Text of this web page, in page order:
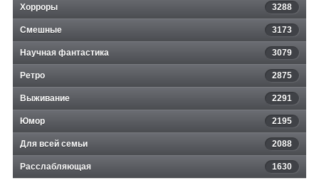
Хорроры 3288
Смешные 3173
Научная фантастика 3079
Ретро 2875
Выживание 2291
Юмор 2195
Для всей семьи 2088
Расслабляющая 1630